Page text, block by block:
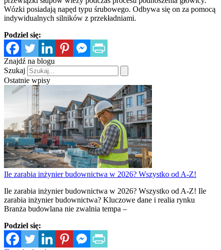
Wózki posiadają napęd typu śrubowego. Odbywa się on za pomocą
indywidualnych silników z przekładniami.
Podziel się:
Znajdź na blogu
Szukaj
Ostatnie wpisy
Ile zarabia inżynier budownictwa w 2026? Wszystko od A-Z!
Ile zarabia inżynier budownictwa w 2026? Wszystko od A-Z! Ile
zarabia inżynier budownictwa? Kluczowe dane i realia rynku
Branża budowlana nie zwalnia tempa –
Podziel się: